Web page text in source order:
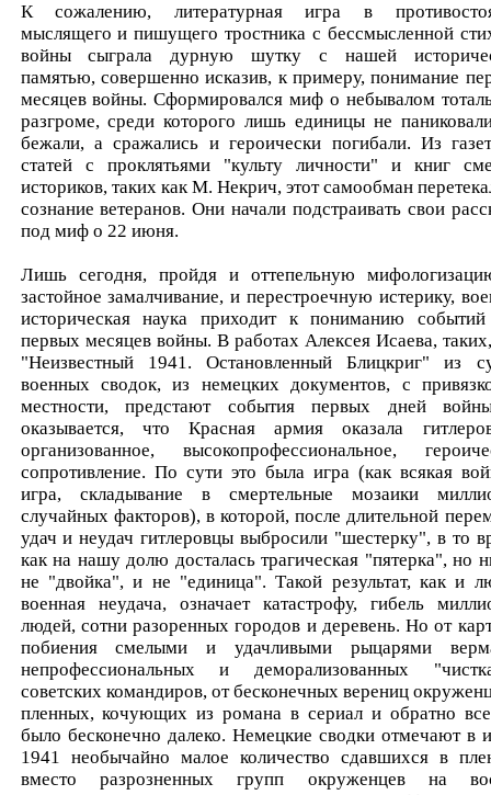
К сожалению, литературная игра в
мыслящего и пишущего тростника с бессмысленной
войны сыграла дурную шутку с нашей
памятью, совершенно исказив, к примеру, понимание
месяцев войны. Сформировался миф о небывалом
разгроме, среди которого лишь единицы не
бежали, а сражались и героически погибали. Из
статей с проклятьями "культу личности" и книг
историков, таких как М. Некрич, этот самообман
сознание ветеранов. Они начали подстраивать свои
под миф о 22 июня.
Лишь сегодня, пройдя и оттепельную
застойное замалчивание, и перестроечную истерику,
историческая наука приходит к пониманию
первых месяцев войны. В работах Алексея Исаева,
"Неизвестный 1941. Остановленный Блицкриг" из
военных сводок, из немецких документов, с
местности, предстают события первых дней
оказывается, что Красная армия оказала
организованное, высокопрофессиональное,
сопротивление. По сути это была игра (как всякая
игра, складывание в смертельные мозаики
случайных факторов), в которой, после длительной
удач и неудач гитлеровцы выбросили "шестерку", в то
как на нашу долю досталась трагическая "пятерка", но
не "двойка", и не "единица". Такой результат, как и
военная неудача, означает катастрофу, гибель
людей, сотни разоренных городов и деревень. Но от
побиения смелыми и удачливыми рыцарями
непрофессиональных и деморализованных
советских командиров, от бесконечных верениц
пленных, кочующих из романа в сериал и обратно
было бесконечно далеко. Немецкие сводки отмечают в
1941 необычайно малое количество сдавшихся в
вместо разрозненных групп окруженцев на